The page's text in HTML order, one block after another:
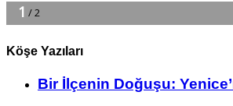
Köşe Yazıları
Bir İlçe­nin Do­ğu­şu: